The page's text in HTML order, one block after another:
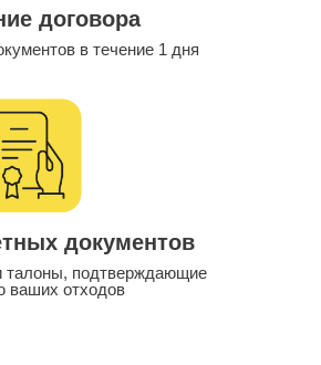
договора
в течение 1 дня
документов
талоны, подтверждающие
ваших отходов